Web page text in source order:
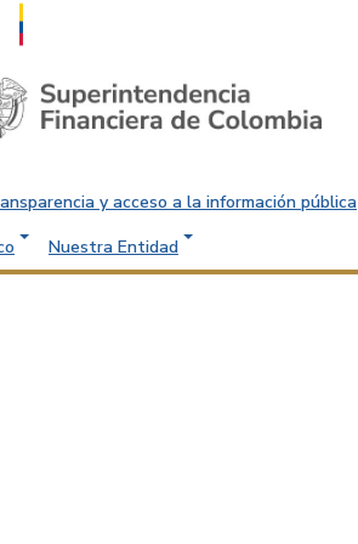
y acceso a la información pública
Nuestra Entidad